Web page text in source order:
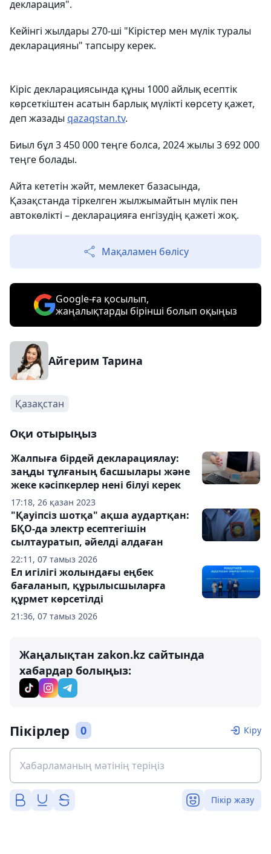
декларация".
Кейінгі жылдары 270-ші "Кірістер мен мүлік туралы
декларацияны" тапсыру керек.
Кіріс декларациясында құны 1000 айлық есептік
көрсеткіштен асатын барлық мүлікті көрсету қажет,
деп жазады qazaqstan.tv.
Биыл бұл 3 450 000 теңге болса, 2024 жылы 3 692 000
теңге болады.
Айта кететін жәйт, мемлекет базасында,
Қазақстанда тіркелген жылжымайтын мүлік пен
автокөлікті – декларацияға енгізудің қажеті жоқ.
Мақаламен бөлісу
Google-ға қосылып,
жаңалықтарды бірінші болып оқыңыз
Айгерим Тарина
Қазақстан
Оқи отырыңыз
17:18, 26 қазан 2023
Жалпыға бірдей декларациялау:
заңды тұлғаның басшылары және
жеке кәсіпкерлер нені білуі керек
22:11, 07 тамыз 2026
"Қауіпсіз шотқа" ақша аудартқан:
БҚО-да электр есептегішін
сылтауратып, әйелді алдаған
21:36, 07 тамыз 2026
Ел игілігі жолындағы еңбек
бағаланып, құрылысшыларға
құрмет көрсетілді
Жаңалықтан zakon.kz сайтында
хабардар болыңыз:
Пікірлер 0 Кіру
Пікір жазу